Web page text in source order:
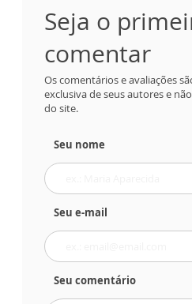
Seja o
comentar
Os comentários e avaliações
exclusiva de seus autores e
do site.
Seu nome
Seu e-mail
Seu comentário